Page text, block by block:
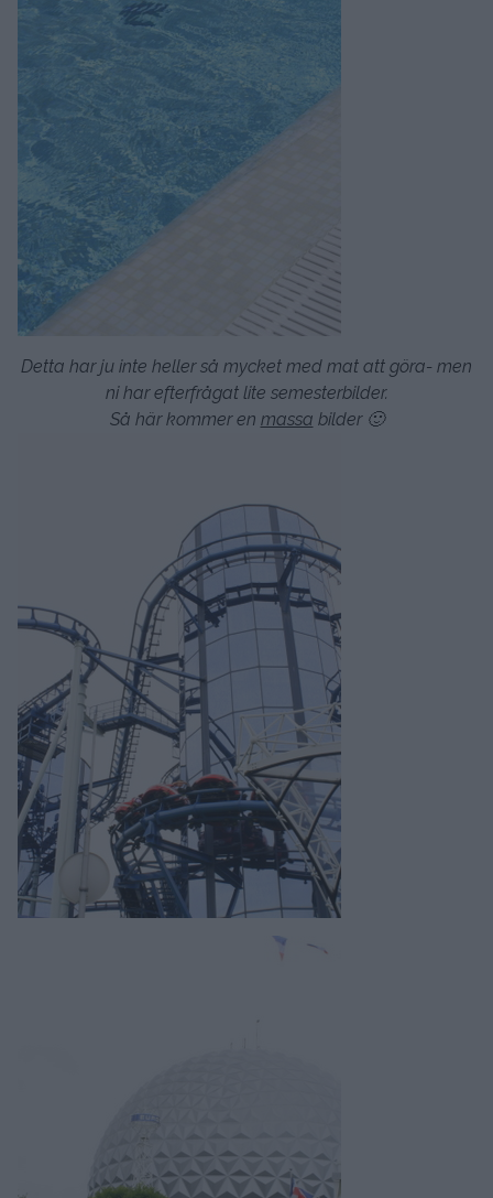
Detta har ju inte heller så mycket med mat att göra- men
ni har efterfrågat lite semesterbilder.
Så här kommer en massa bilder 🙂